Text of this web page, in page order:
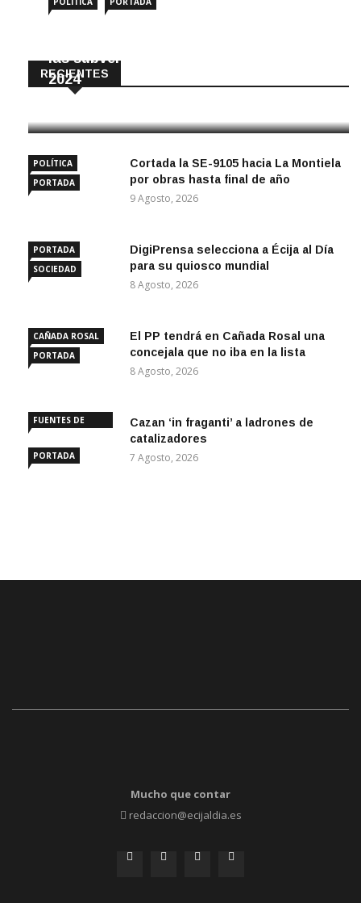
RECIENTES
las subvenciones municipales desde
2024
POLÍTICA
PORTADA
Cortada la SE-9105 hacia La Montiela
por obras hasta final de año
9 Agosto, 2026
PORTADA
SOCIEDAD
DigiPrensa selecciona a Écija al Día
para su quiosco mundial
8 Agosto, 2026
CAÑADA ROSAL
PORTADA
El PP tendrá en Cañada Rosal una
concejala que no iba en la lista
8 Agosto, 2026
FUENTES DE
PORTADA
Cazan ‘in fraganti’ a ladrones de
catalizadores
7 Agosto, 2026
Mucho que contar
redaccion@ecijaldia.es